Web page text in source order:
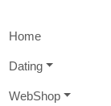
Home
Dating
WebShop